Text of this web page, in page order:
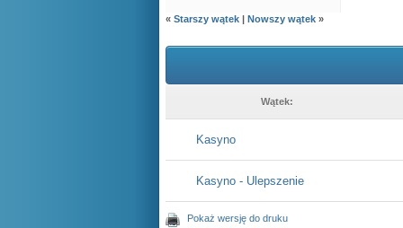
« Starszy wątek | Nowszy wątek »
Wątek:
Kasyno
Kasyno - Ulepszenie
Pokaż wersję do druku